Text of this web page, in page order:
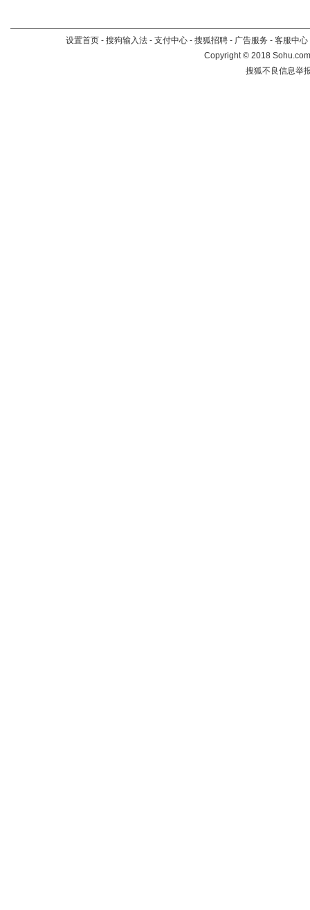
设置首页 - 搜狗输入法 - 支付中心 - 搜狐招聘 - 广告服务 - 客服中心
Copyright©2018
搜狐不良信息举